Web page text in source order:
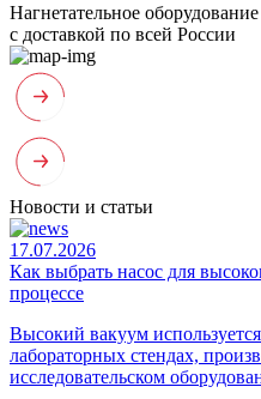
Нагнетательное оборудование
с доставкой по всей России
Новости и статьи
17.07.2026
Как выбрать насос для
процессе
Высокий вакуум
лабораторных стендах,
исследовательском